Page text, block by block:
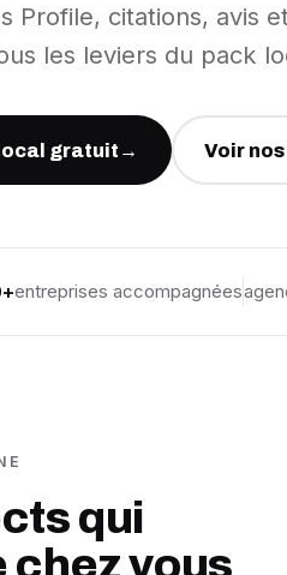
Profile, citations, avis
les leviers du pack
gratuit → Voir
entreprises accompagnées
qui
chez vous